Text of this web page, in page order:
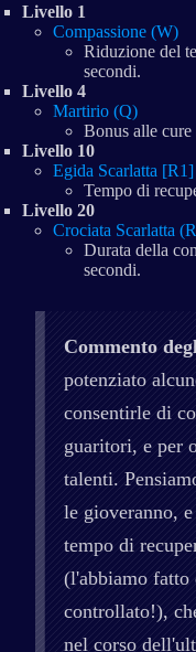
Livello 1
Compassione (W)
Riduzione del
secondi.
Livello 4
Martirio (Q)
Bonus alle
Livello 10
Egida Scarlatta [R1]
Tempo di
Livello 20
Crociata Scarlatta
Durata della
secondi.
Commento
potenziato
consentirle di
guaritori, e per
talenti.
le gioveranno,
tempo di
(l'abbiamo fatto
controllato!),
nel corso